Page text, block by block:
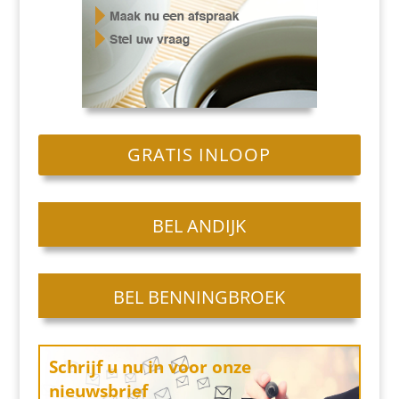
GRATIS INLOOP
BEL ANDIJK
BEL BENNINGBROEK
Schrijf u nu in voor onze
nieuwsbrief